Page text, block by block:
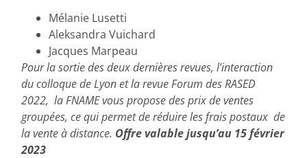
Mélanie Lusetti
Aleksandra Vuichard
Jacques Marpeau
Pour la sortie des deux dernières revues, l’interaction
du colloque de Lyon et la revue Forum des RASED
2022, la FNAME vous propose des prix de ventes
groupées, ce qui permet de réduire les frais postaux de
la vente à distance. Offre valable jusqu’au 15 février
2023